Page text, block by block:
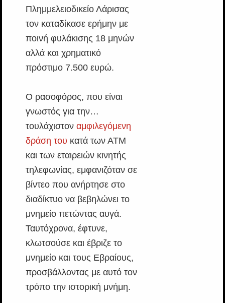
Πλημμελειοδικείο Λάρισας
τον καταδίκασε ερήμην με
ποινή φυλάκισης 18 μηνών
αλλά και χρηματικό
πρόστιμο 7.500 ευρώ.
Ο ρασοφόρος, που είναι
γνωστός για την…
τουλάχιστον αμφιλεγόμενη
δράση του κατά των ΑΤΜ
και των εταιρειών κινητής
τηλεφωνίας, εμφανιζόταν σε
βίντεο που ανήρτησε στο
διαδίκτυο να βεβηλώνει το
μνημείο πετώντας αυγά.
Ταυτόχρονα, έφτυνε,
κλωτσούσε και έβριζε το
μνημείο και τους Εβραίους,
προσβάλλοντας με αυτό τον
τρόπο την ιστορική μνήμη.